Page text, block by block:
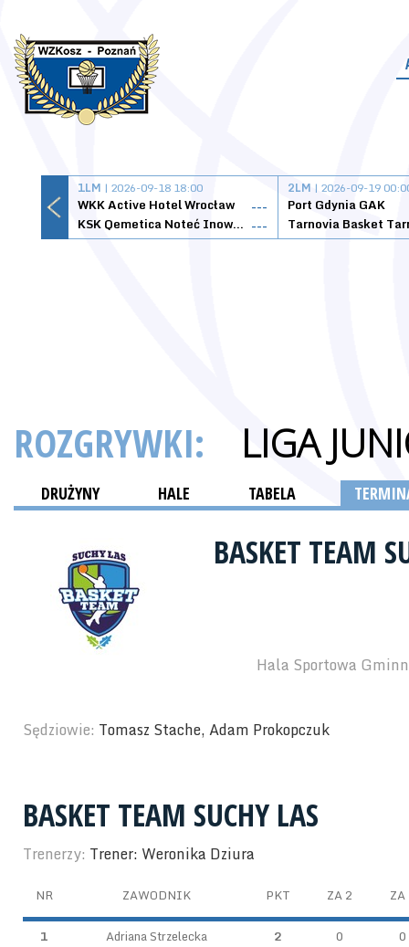
1LM | 2026-09-18 18:00
WKK Active Hotel Wrocław
---
KSK Qemetica Noteć Inowrocław ---
2LM | 2026-09-19
Port Gdynia GAK
ROZGRYWKI: LIGA
DRUŻYNY HALE TABELA
BASKET TEAM
Hala Sportowa
Sędziowie: Tomasz Stache, Adam Prokopczuk
BASKET TEAM SUCHY LAS
Trenerzy: Trener: Weronika Dziura
NR ZAWODNIK PKT ZA 2 ZA
1 Adriana Strzelecka 2 0
0